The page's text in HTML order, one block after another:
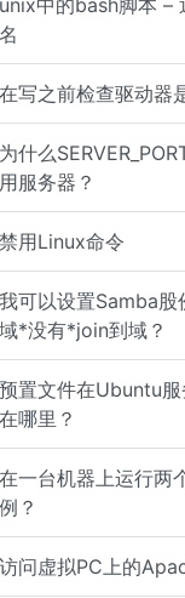
unix中的bash脚本 –
名
在写之前检查驱动器
为什么
用服务器？
禁用Linux命令
我可以设置Samba
域*没有*join到域？
预置文件在Ubuntu
在哪里？
在一台机器上运行两
例？
访问虚拟PC上的
udi/2.txt